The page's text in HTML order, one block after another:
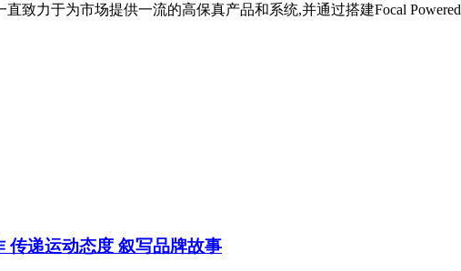
致力于为市场提供一流的高保真产品和系统,并通过搭建Focal
传递运动态度 叙写品牌故事